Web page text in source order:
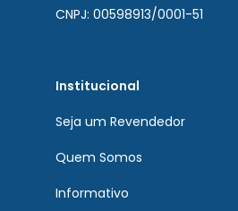
CNPJ: 00598913/0001-51
Institucional
Seja um Revendedor
Quem Somos
Informativo